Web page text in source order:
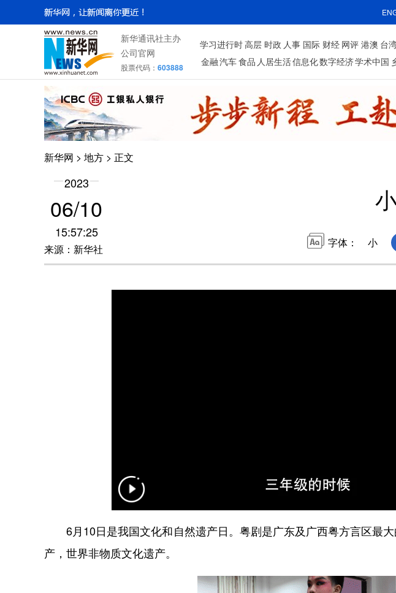
新华通讯社主办
公司官网
股票代码： 603888
学习进行时高层 时政 人事 国际 财经 网评 港澳 台
金融汽车食品 人居生活信息化数字经济学术中国
新华网 > 地方 > 正文
2023
06/10
15:57:25
来源：新华社 字体： 小
6月10日是我国文化和自然遗产日。粤剧是广东及广西粤方言区最
产，世界非物质文化遗产。